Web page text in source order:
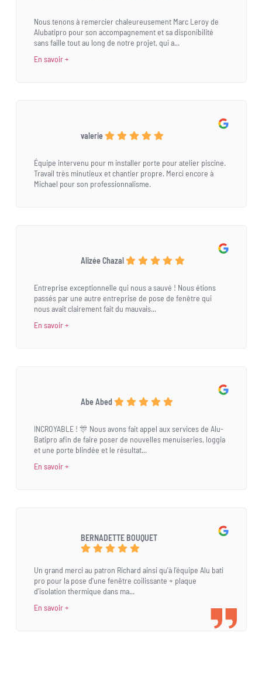
Nous tenons à remercier chaleureusement Marc Leroy de
Alubatipro pour son accompagnement et sa disponibilité
sans faille tout au long de notre projet, qui a...
En savoir +
valerie
Équipe intervenu pour m installer porte pour atelier piscine.
Travail très minutieux et chantier propre. Merci encore à
Michael pour son professionnalisme.
Alizée Chazal
Entreprise exceptionnelle qui nous a sauvé ! Nous étions
passés par une autre entreprise de pose de fenêtre qui
nous avait clairement fait du mauvais...
En savoir +
Abe Abed
INCROYABLE ! 🎊 Nous avons fait appel aux services de Alu-
Batipro afin de faire poser de nouvelles menuiseries, loggia
et une porte blindée et le résultat...
En savoir +
BERNADETTE BOUQUET
Un grand merci au patron Richard ainsi qu'à l'équipe Alu bati
pro pour la pose d'une fenêtre coilissante + plaque
d'isolation thermique dans ma...
En savoir +